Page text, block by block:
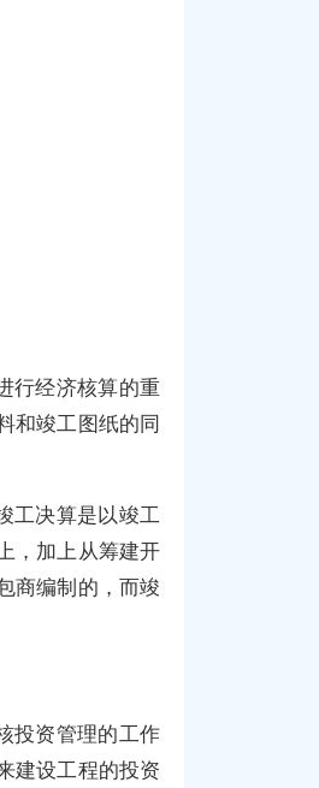
行经济核算的重
和竣工图纸的同
工决算是以竣工
，加上从筹建开
商编制的，而竣
投资管理的工作
建设工程的投资